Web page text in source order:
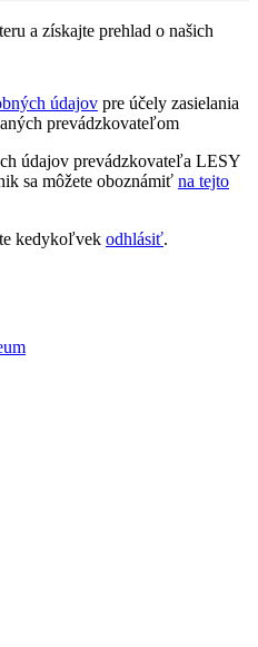
a získajte prehlad o našich
údajov pre účely zasielania
prevádzkovateľom
údajov prevádzkovateľa LESY
sa môžete oboznámiť na tejto
kedykoľvek odhlásiť.